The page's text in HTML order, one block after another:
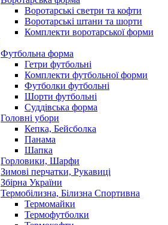
Воротарські светри та кофти
Воротарські штани та шорти
Комплекти воротарської форми
Футбольна форма
Гетри футбольні
Комплекти футбольної форми
Футболки футбольні
Шорти футбольні
Суддівська форма
Головні убори
Кепка, Бейсболка
Панама
Шапка
Горловики, Шарфи
Зимові перчатки, Рукавиці
Збірна України
Термобілизна, Білизна Спортивна
Термомайки
Термофутболки